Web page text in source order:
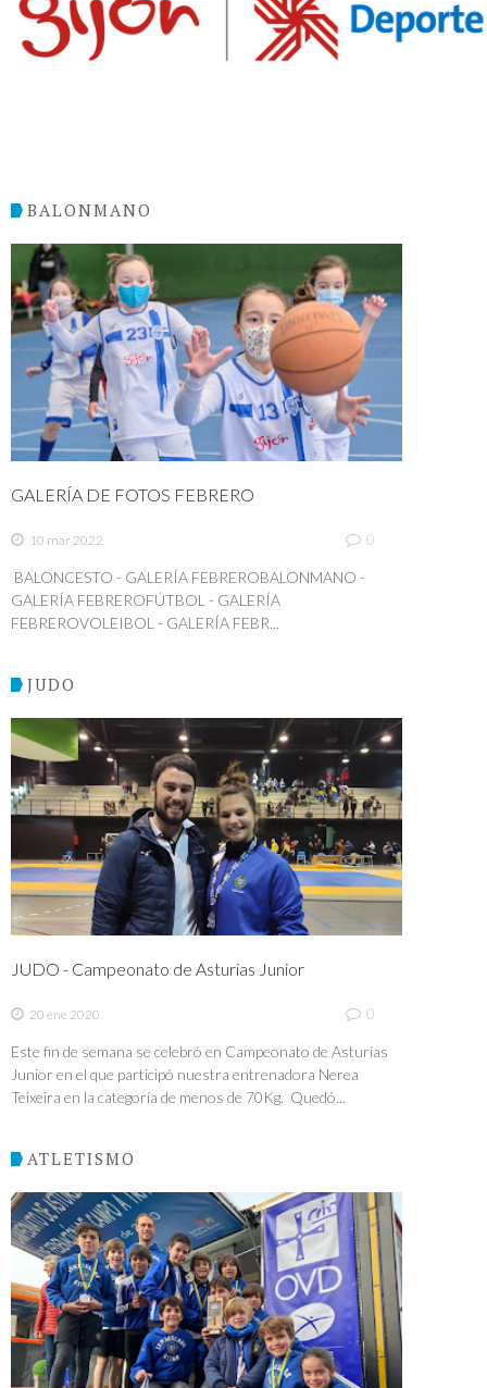
BALONMANO
GALERÍA DE FOTOS FEBRERO
10 mar 2022 0
BALONCESTO - GALERÍA FEBREROBALONMANO -
GALERÍA FEBREROFÚTBOL - GALERÍA
FEBREROVOLEIBOL - GALERÍA FEBR...
JUDO
JUDO - Campeonato de Asturias Junior
20 ene 2020 0
Este fin de semana se celebró en Campeonato de Asturias
Junior en el que participó nuestra entrenadora Nerea
Teixeira en la categoría de menos de 70Kg. Quedó...
ATLETISMO